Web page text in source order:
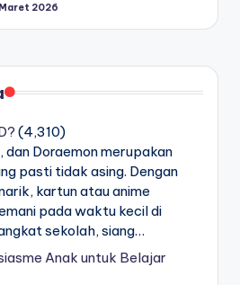
2026
(4,310)
Doraemon merupakan
pasti tidak asing. Dengan
kartun atau anime
pada waktu kecil di
sekolah, siang…
Anak untuk Belajar